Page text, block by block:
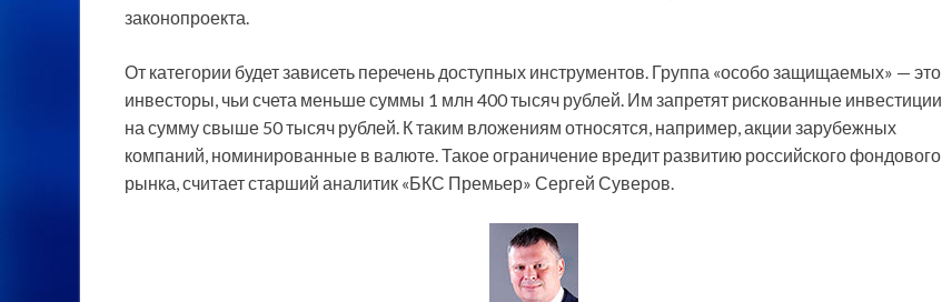
законопроекта.
От категории будет зависеть перечень доступных инструментов. Группа «особо защищаемых» — это
инвесторы, чьи счета меньше суммы 1 млн 400 тысяч рублей. Им запретят рискованные инвестиции
на сумму свыше 50 тысяч рублей. К таким вложениям относятся, например, акции зарубежных
компаний, номинированные в валюте. Такое ограничение вредит развитию российского фондового
рынка, считает старший аналитик «БКС Премьер» Сергей Суверов.